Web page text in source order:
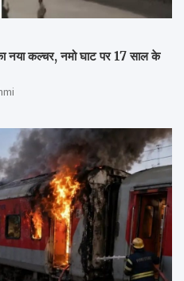
नया कल्चर, नमो घाट पर 17 साल के